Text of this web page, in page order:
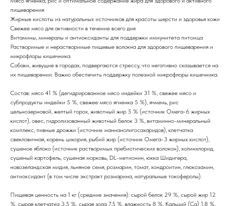
пищеварения
Жирные кислоты из натуральных источников для красоты шерсти и здоровья кожи
Свежее мясо для активности в течение всего дня
Витамины, минералы и антиоксиданты для поддержки иммунитета питомца
Растворимые и нерастворимые пищевые волокна для здорового пищеварения и
микрофлоры кишечника
Собаки, живущие в городах, подвергаются стрессу, что негативно сказывается на
их пищеварении. Важно обеспечить поддержку полезной микрофлоры кишечника.
Состав: мясо 41 % (дегидрированное мясо индейки 31 %, свежее мясо и
субпродукты индейки 5 %, свежее мясо ягненка 5 %), ячмень, рис
цельнозерновой, желтый горох, животный жир 5 % (источник Омега-6 жирных
кислот), овес, гидролизованный животный белок 3 %, витаминно-минеральный
комплекс, пивные дрожжи (источник маннанолигосахаридов), клетчатка
свекловичная, корень цикория, рыбий жир (источник Омега-3 жирных кислот),
сушеное яблоко (источник растворимых пребиотических волокон), холинхлорид,
сушеный картофель, сушеная морковь, DL-метионин, юкка Шидигера,
новозеландская мидия, льняное семя, розмарин, томат, хондроитин, глюкозамин,
антиоксидант (в том числе экстракт розмарина, натуральные токоферолы).
Пищевая ценность на 1 кг (средние значения): сырой белок 29 %, сырой жир 12
%, сырая клетчатка 3,5 %, сырая зола 7,5 %, влажность 8 %, Кальций (Са) 1,8 %,